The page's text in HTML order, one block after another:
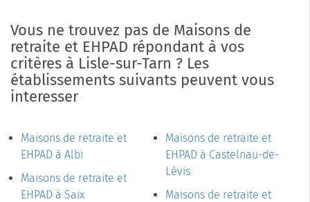
Vous ne trouvez pas de Maisons de
retraite et EHPAD répondant à vos
critères à Lisle-sur-Tarn ? Les
établissements suivants peuvent vous
interesser
Maisons de retraite et
EHPAD à Albi
Maisons de retraite et
EHPAD à Saix
Maisons de retraite et
EHPAD à Castelnau-de-
Lévis
Maisons de retraite et